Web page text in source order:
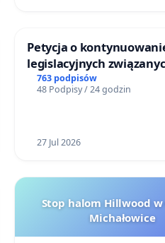
Petycja o
legislacyjnych
reformą prawa
763 podpisów
48 Podpisy / 24 godzin
27 Jul 2026
Stop halom Hillwood
Michałowice